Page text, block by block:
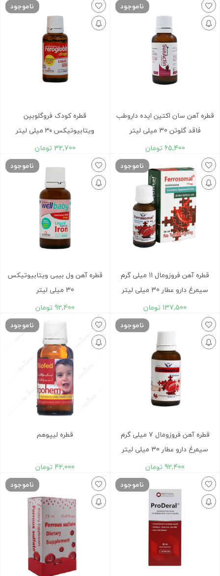
ناموجود
قطره آهن سان اکتین ایده داروطب
فاقد گلوتن 30 میلی لیتر
65,400 تومان
ناموجود
قطره کودک فروگلوبین
ویتابیوتیکس ۳۰ میلی لیتر
32,700 تومان
ناموجود
قطره آهن فروزومال 11 میلی گرم
سیمرغ دارو عطار 30 میلی لیتر
137,500 تومان
ناموجود
قطره آهن ول بیبی ویتابیوتیکس
30 میلی لیتر
92,400 تومان
ناموجود
قطره آهن فروزومال 7 میلی گرم
سیمرغ دارو عطار 30 میلی لیتر
92,400 تومان
ناموجود
قطره لیپوهم
42,000 تومان
ناموجود ناموجود